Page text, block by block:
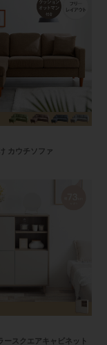
カウチソファ
ースクエアキャビネット